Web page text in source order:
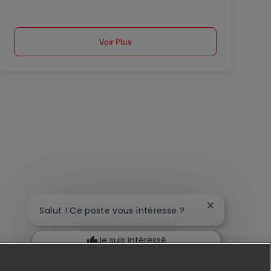
Voir Plus
Salut ! Ce poste vous intéresse ? Fermer la
Je suis intéressé